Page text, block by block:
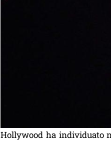
Hollywood ha individuato